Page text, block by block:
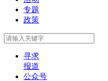
专题
政策
寻求
报道
公众号